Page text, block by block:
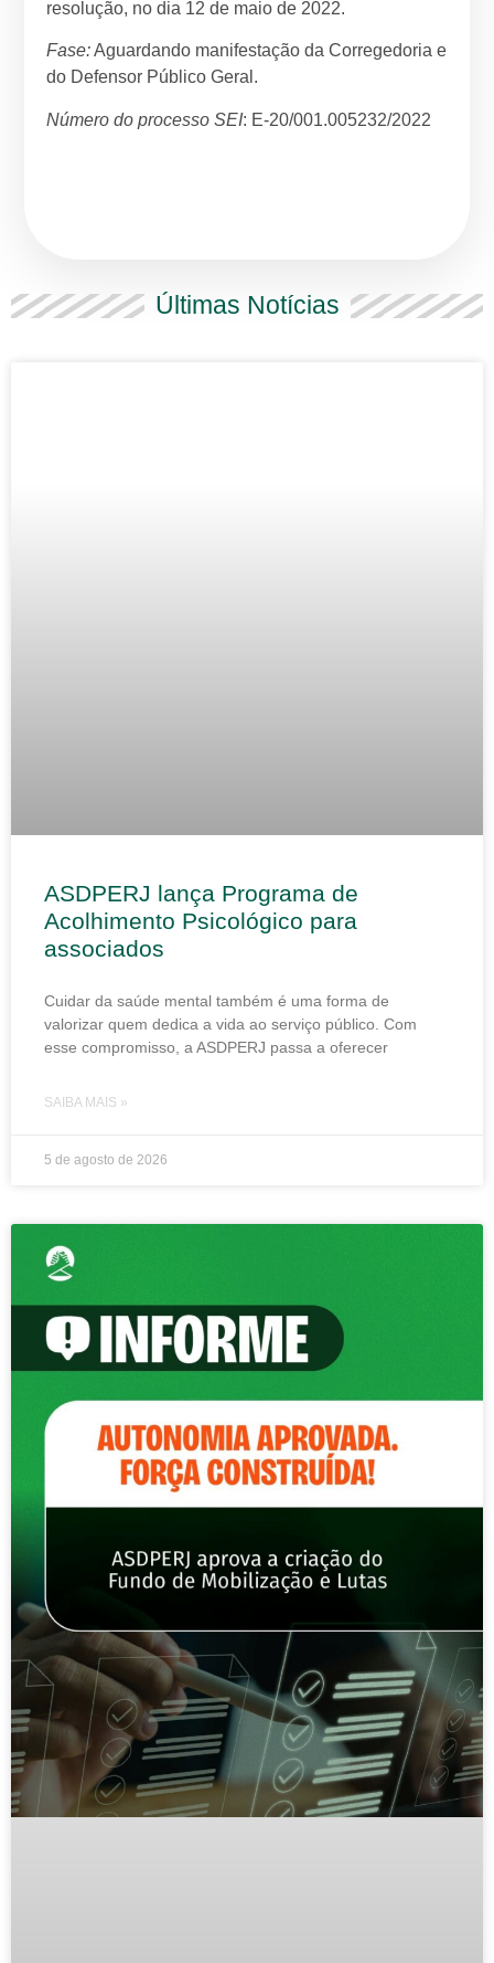
resolução, no dia 12 de maio de 2022.
Fase:Aguardando manifestação da Corregedoria e
do Defensor Público Geral.
Número do processo SEI: E-20/001.005232/2022
Últimas Notícias
ASDPERJ lança Programa de
Acolhimento Psicológico para
associados
Cuidar da saúde mental também é uma forma de
valorizar quem dedica a vida ao serviço público. Com
esse compromisso, a ASDPERJ passa a oferecer
SAIBA MAIS »
5 de agosto de 2026